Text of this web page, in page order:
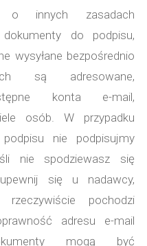
o innych zasadach
dokumenty do podpisu,
wysyłane bezpośrednio
są adresowane,
konta e-mail,
osób. W przypadku
nie podpisujmy
nie spodziewasz się
się u nadawcy,
pochodzi
adresu e-mail
mogą być